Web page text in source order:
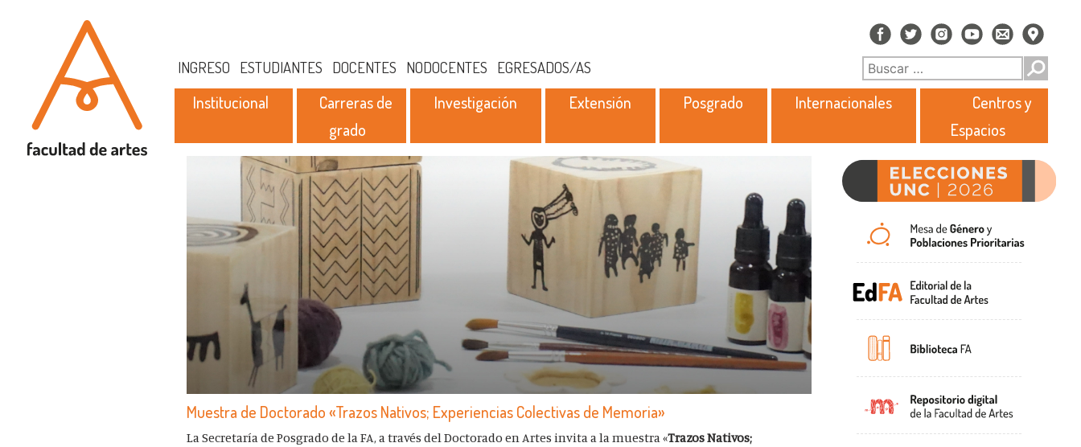
INGRESO ESTUDIANTES DOCENTES NODOCENTES EGRESADOS/AS
Institucional
Carreras de
grado
Investigación Extensión Posgrado Internacionales
Centros y
Espacios
Muestra de Doctorado «Trazos Nativos; Experiencias Colectivas de Memoria»
La Secretaría de Posgrado de la FA, a través del Doctorado en Artes invita a la muestra «Trazos Nativos;